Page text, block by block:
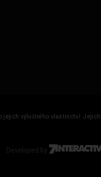
jejich výlučného vlastnictví. Jejich
Developed by